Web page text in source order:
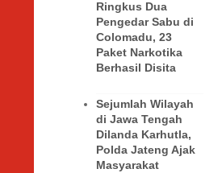
Ringkus Dua
Pengedar Sabu di
Colomadu, 23
Paket Narkotika
Berhasil Disita
Sejumlah Wilayah
di Jawa Tengah
Dilanda Karhutla,
Polda Jateng Ajak
Masyarakat